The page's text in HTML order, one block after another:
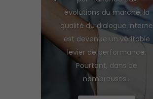
évolutions du marché, la
qualité du dialogue interne
est devenue un véritable
levier de performance.
Pourtant, dans de
nombreuses...